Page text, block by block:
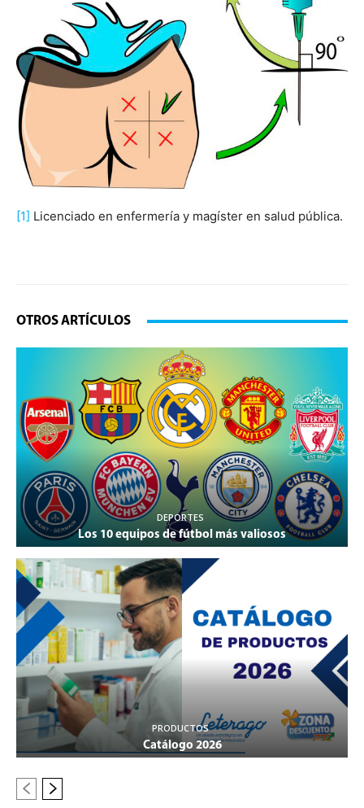
[1] Licenciado en enfermería y magíster en salud pública.
OTROS ARTÍCULOS
DEPORTES
Los 10 equipos de fútbol más valiosos
PRODUCTOS
Catálogo 2026